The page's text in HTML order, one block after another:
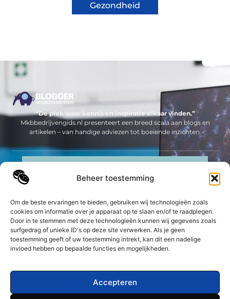
Beheer toestemming
Om de beste ervaringen te bieden, gebruiken wij technologieën zoals
cookies om informatie over je apparaat op te slaan en/of te raadplegen.
Door in te stemmen met deze technologieën kunnen wij gegevens zoals
surfgedrag of unieke ID's op deze site verwerken. Als je geen
toestemming geeft of uw toestemming intrekt, kan dit een nadelige
invloed hebben op bepaalde functies en mogelijkheden.
Accepteren
Gezondheid
“De plek waar kennis en inspiratie elkaar vinden.”
Mkbbedrijvengids.nl presenteert een breed scala aan blogs en
artikelen – van handige adviezen tot boeiende inzichten.
Sitelinks
De best gelezen stukken op een rij
Top 5 trampolinetrends van dit moment
Welke streaming bedrijven zijn het meest interessant?
Kledingkast nodig? Kijk eerst eens bij 123Kledingkast.nl
Bericht categorie